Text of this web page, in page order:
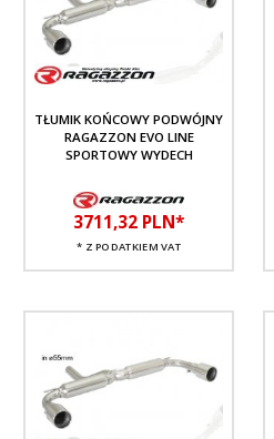
TŁUMIK KOŃCOWY PODWÓJNY
RAGAZZON EVO LINE
SPORTOWY WYDECH
3711,32 PLN*
* Z PODATKIEM VAT